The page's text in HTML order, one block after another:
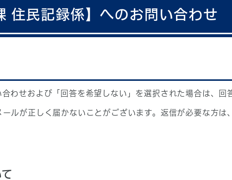
住民記録係】へのお問い合わせ
わせおよび「回答を希望しない」を選択された場合は、回
ルが正しく届かないことがございます。返信が必要な方は